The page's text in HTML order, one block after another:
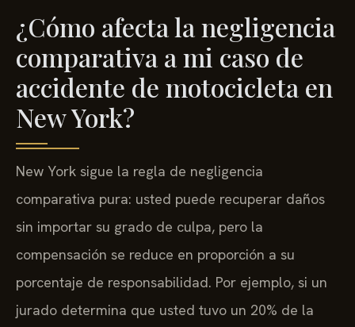
¿Cómo afecta la negligencia
comparativa a mi caso de
accidente de motocicleta en
New York?
New York sigue la regla de negligencia
comparativa pura: usted puede recuperar daños
sin importar su grado de culpa, pero la
compensación se reduce en proporción a su
porcentaje de responsabilidad. Por ejemplo, si un
jurado determina que usted tuvo un 20% de la